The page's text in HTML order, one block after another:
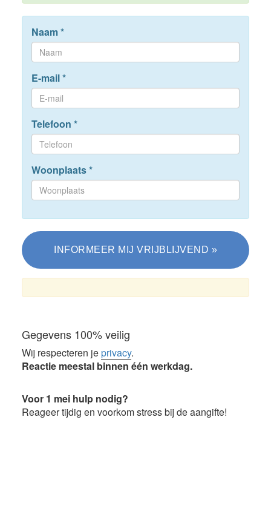
Naam*
E-mail*
Telefoon *
Woonplaats*
Gegevens 100% veilig
Wij respecteren jeprivacy.
Reactie meestal binnen één werkdag.
Voor 1 mei hulp nodig?
Reageer tijdig en voorkom stress bij de aangifte!